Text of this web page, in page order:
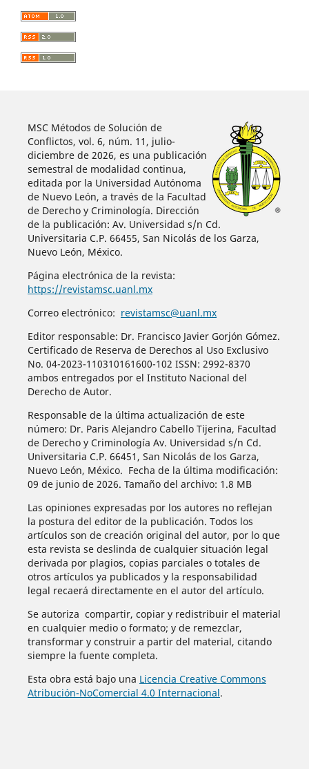
MSC Métodos de Solución de
Conflictos, vol. 6, núm. 11, julio-
diciembre de 2026, es una publicación
semestral de modalidad continua,
editada por la Universidad Autónoma
de Nuevo León, a través de la Facultad
de Derecho y Criminología. Dirección
de la publicación: Av. Universidad s/n Cd.
Universitaria C.P. 66455, San Nicolás de los Garza,
Nuevo León, México.
Página electrónica de la revista:
https://revistamsc.uanl.mx
Correo electrónico: revistamsc@uanl.mx
Editor responsable: Dr. Francisco Javier Gorjón Gómez.
Certificado de Reserva de Derechos al Uso Exclusivo
No. 04-2023-110310161600-102 ISSN: 2992-8370
ambos entregados por el Instituto Nacional del
Derecho de Autor.
Responsable de la última actualización de este
número: Dr. Paris Alejandro Cabello Tijerina, Facultad
de Derecho y Criminología Av. Universidad s/n Cd.
Universitaria C.P. 66451, San Nicolás de los Garza,
Nuevo León, México. Fecha de la última modificación:
09 de junio de 2026. Tamaño del archivo: 1.8 MB
Las opiniones expresadas por los autores no reflejan
la postura del editor de la publicación. Todos los
artículos son de creación original del autor, por lo que
esta revista se deslinda de cualquier situación legal
derivada por plagios, copias parciales o totales de
otros artículos ya publicados y la responsabilidad
legal recaerá directamente en el autor del artículo.
Se autoriza compartir, copiar y redistribuir el material
en cualquier medio o formato; y de remezclar,
transformar y construir a partir del material, citando
siempre la fuente completa.
Esta obra está bajo una Licencia Creative Commons
Atribución-NoComercial 4.0 Internacional.